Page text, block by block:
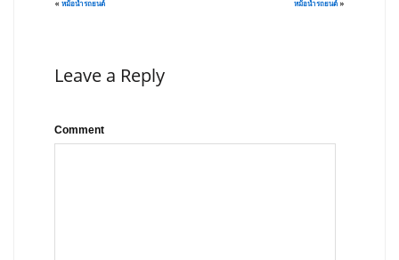
« หม้อน้ำรถยนต์ หม้อน้ำรถยนต์ »
Leave a Reply
Comment